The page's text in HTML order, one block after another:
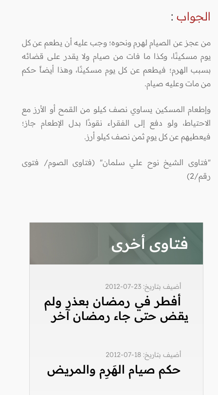
الجواب :
من عجز عن الصيام لهرم ونحوه؛ وجب عليه أن يطعم عن كل
يوم مسكينًا، وكذا ما فات من صيام ولا يقدر على قضائه
بسبب الهرم؛ فيطعم عن كل يوم مسكينًا، وهذا أيضاً حكم
من مات وعليه صيام.
وإطعام المسكين يساوي نصف كيلو من القمح أو الأرز مع
الاحتياط، ولو دفع إلى الفقراء نقودًا بدل الإطعام جاز؛
فيعطيهم عن كل يومٍ ثمن نصف كيلو أرز.
"فتاوى الشيخ نوح علي سلمان" (فتاوى الصوم/ فتوى
رقم/2)
فتاوى أخرى
أضيف بتاريخ: 23-07-2012
أفطر في رمضان بعذر ولم
يقض حتى جاء رمضان آخر
أضيف بتاريخ: 18-07-2012
حكم صيام الهَرِم والمريض